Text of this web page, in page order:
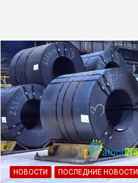
НОВОСТИ ПОСЛЕДНИЕ НОВОСТИ